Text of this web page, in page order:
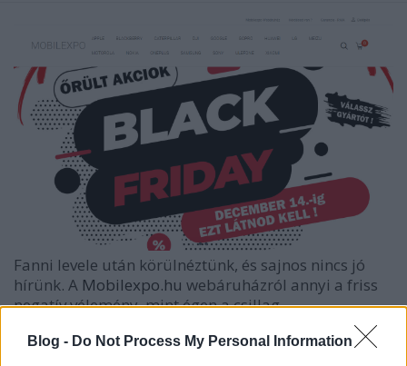
Blog - Do Not Process My Personal Information
Fanni levele után körülnéztünk, és sajnos nincs jó
hírünk. A Mobilexpo.hu webáruházról annyi a friss
negatív vélemény, mint égen a csillag ...